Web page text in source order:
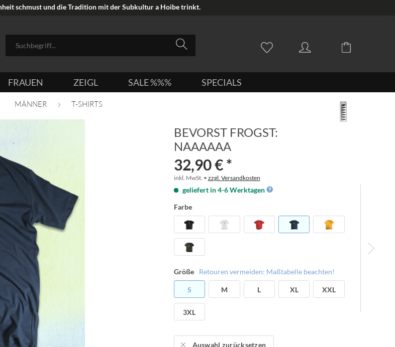
schmust und die Tradition mit der Subkultur a Hoibe trinkt.
FRAUEN ZEIGL SALE %%% SPECIALS
MÄNNER T-SHIRTS
BEVORST FROGST:
NAAAAAA
32,90 € *
inkl. MwSt. • zzgl. Versandkosten
geliefert in 4-6 Werktagen
Farbe
Größe Retouren vermeiden: Maßtabelle beachten!
S M L XL XXL
3XL
Auswahl zurücksetzen